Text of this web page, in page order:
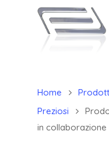
Home
Preziosi
in collaborazione